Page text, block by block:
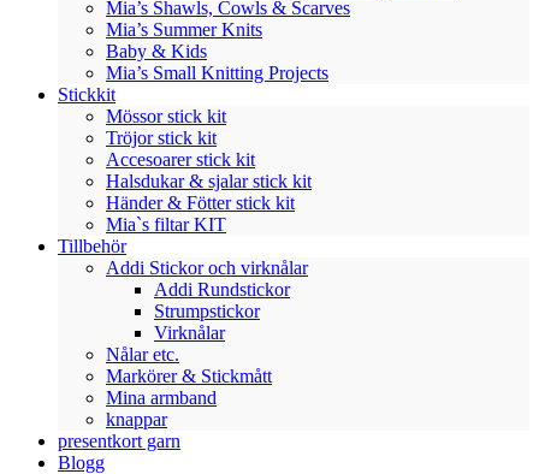
Mia’s Shawls, Cowls & Scarves
Mia’s Summer Knits
Baby & Kids
Mia’s Small Knitting Projects
Stickkit
Mössor stick kit
Tröjor stick kit
Accesoarer stick kit
Halsdukar & sjalar stick kit
Händer & Fötter stick kit
Mia`s filtar KIT
Tillbehör
Addi Stickor och virknålar
Addi Rundstickor
Strumpstickor
Virknålar
Nålar etc.
Markörer & Stickmått
Mina armband
knappar
presentkort garn
Blogg